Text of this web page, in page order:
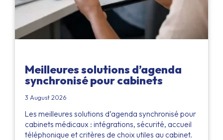
Meilleures solutions d’agenda
synchronisé pour cabinets
3 August 2026
Les meilleures solutions d’agenda synchronisé pour
cabinets médicaux : intégrations, sécurité, accueil
téléphonique et critères de choix utiles au cabinet.